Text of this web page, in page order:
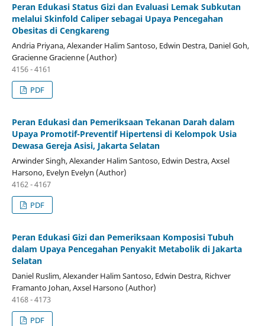
Peran Edukasi Status Gizi dan Evaluasi Lemak Subkutan
melalui Skinfold Caliper sebagai Upaya Pencegahan
Obesitas di Cengkareng
Andria Priyana, Alexander Halim Santoso, Edwin Destra, Daniel Goh,
Gracienne Gracienne (Author)
4156 - 4161
PDF
Peran Edukasi dan Pemeriksaan Tekanan Darah dalam
Upaya Promotif-Preventif Hipertensi di Kelompok Usia
Dewasa Gereja Asisi, Jakarta Selatan
Arwinder Singh, Alexander Halim Santoso, Edwin Destra, Axsel
Harsono, Evelyn Evelyn (Author)
4162 - 4167
PDF
Peran Edukasi Gizi dan Pemeriksaan Komposisi Tubuh
dalam Upaya Pencegahan Penyakit Metabolik di Jakarta
Selatan
Daniel Ruslim, Alexander Halim Santoso, Edwin Destra, Richver
Framanto Johan, Axsel Harsono (Author)
4168 - 4173
PDF